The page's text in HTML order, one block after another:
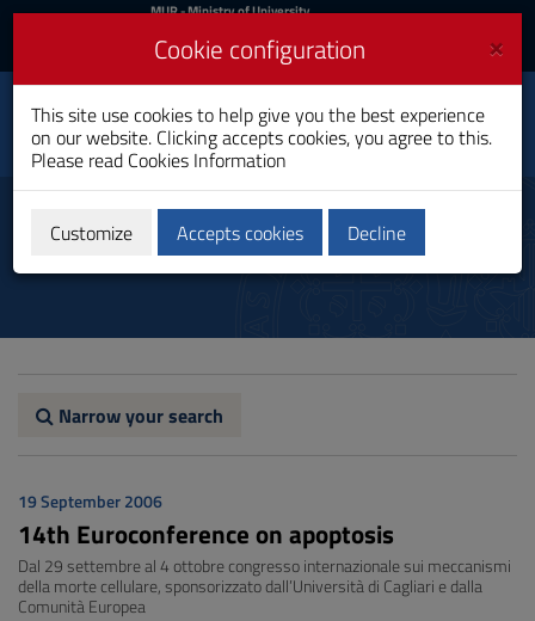
Skip
Content
to
Go
MIUR
Login
MUR- Ministry of University
Login UniCA News
Toggle
navigation
University of
Cagliari
News
Narrow your search
19 September 2006
14th Euroconference on apoptosis
Dal 29 settembre al 4 ottobre congresso internazionale sui meccanismi
della morte cellulare, sponsorizzato dall’Università di Cagliari e dalla
Comunità Europea
×
Cookie configuration
This site use cookies to help give you the best experience
on our website. Clicking accepts cookies, you agree to this.
Please read Cookies Information
Customize Accepts cookies Decline